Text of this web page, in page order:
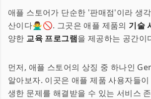
애플 스토어가 단순한 '판매점'이라 생
산이다🙅‍♂️🚫. 그곳은 애플 제품의 기술
양한 교육 프로그램을 제공하는 공간이
먼저, 애플 스토어의 상징 중 하나인
알아보자. 이곳은 애플 제품 사용자들
생한 문제를 해결받을 수 있는 서비스